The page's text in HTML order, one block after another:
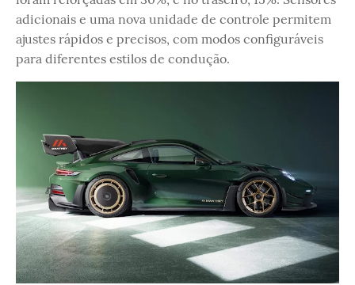
adicionais e uma nova unidade de controle permitem
ajustes rápidos e precisos, com modos configuráveis
para diferentes estilos de condução.